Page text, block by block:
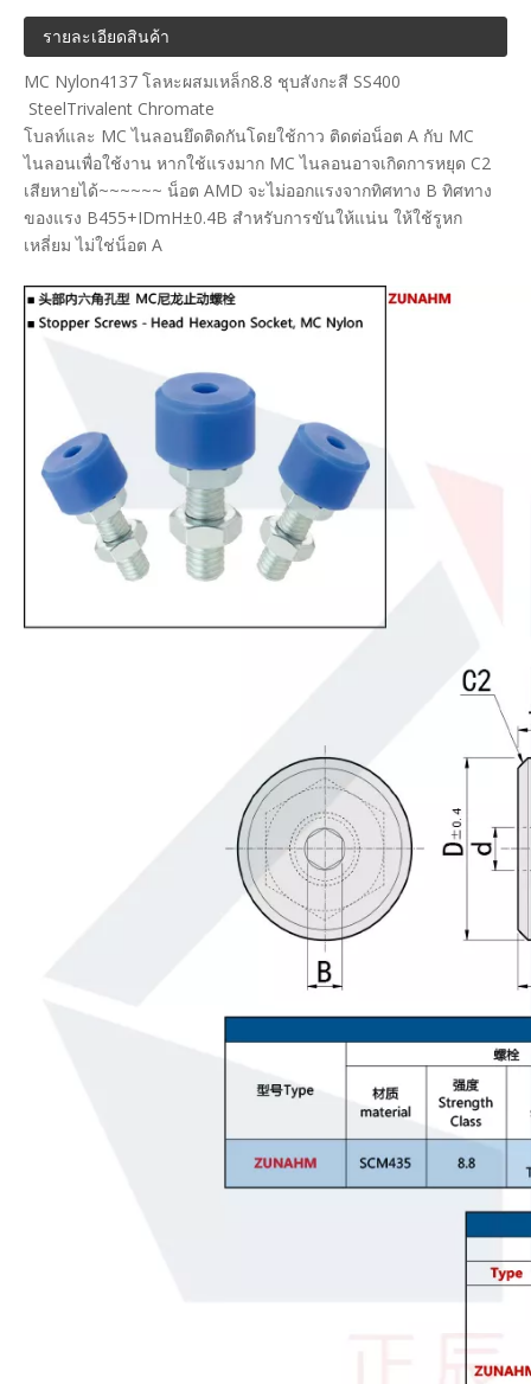
รายละเอียดสินค้า
MC Nylon4137 โลหะผสมเหล็ก8.8 ชุบสังกะสี SS400
SteelTrivalent Chromate
โบลท์และ MC ไนลอนยึดติดกันโดยใช้กาว ติดต่อน็อต A กับ MC
ไนลอนเพื่อใช้งาน หากใช้แรงมาก MC ไนลอนอาจเกิดการหยุด C2
เสียหายได้~~~~~~ น็อต AMD จะไม่ออกแรงจากทิศทาง B ทิศทาง
ของแรง B455+IDmH±0.4B สำหรับการขันให้แน่น ให้ใช้รูหก
เหลี่ยม ไม่ใช่น็อต A